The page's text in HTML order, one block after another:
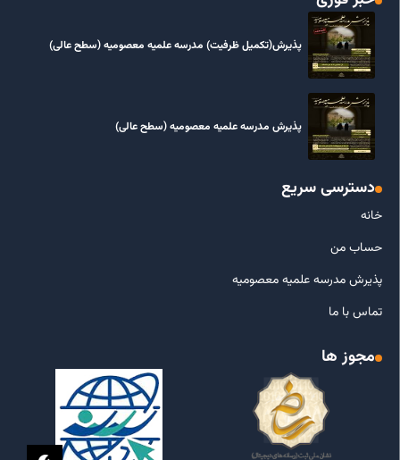
پذیرش(تکمیل ظرفیت) مدرسه علمیه معصومیه‌ (سطح عالی)
پذیرش مدرسه علمیه معصومیه‌ (سطح عالی)
دسترسی سریع
خانه
حساب من
پذیرش مدرسه علمیه معصومیه
تماس با ما
مجوز ها